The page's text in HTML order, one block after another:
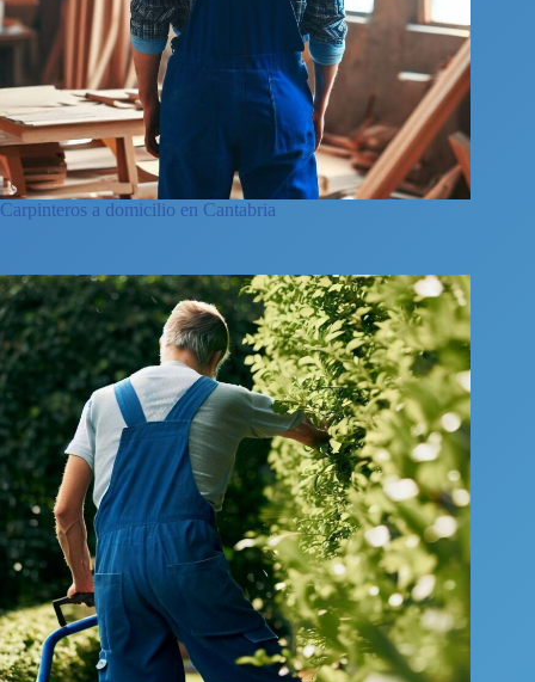
Carpinteros a domicilio en Cantabria